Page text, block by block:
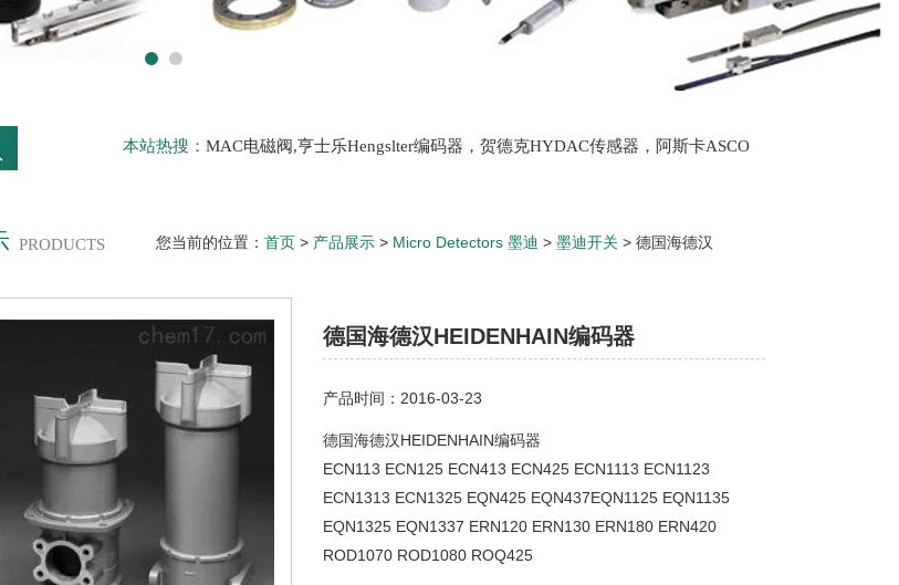
本站热搜： MAC电磁阀,亨士乐Hengslter编码器，贺德克HYDAC传感器，阿斯卡ASCO
PRODUCTS 您当前的位置： 首页 > 产品展示 > Micro Detectors 墨迪 > 墨迪开关 > 德国海德汉
德国海德汉HEIDENHAIN编码器
产品时间：2016-03-23
德国海德汉HEIDENHAIN编码器
ECN113 ECN125 ECN413 ECN425 ECN1113 ECN1123
ECN1313 ECN1325 EQN425 EQN437EQN1125 EQN1135
EQN1325 EQN1337 ERN120 ERN130 ERN180 ERN420
ROD1070 ROD1080 ROQ425